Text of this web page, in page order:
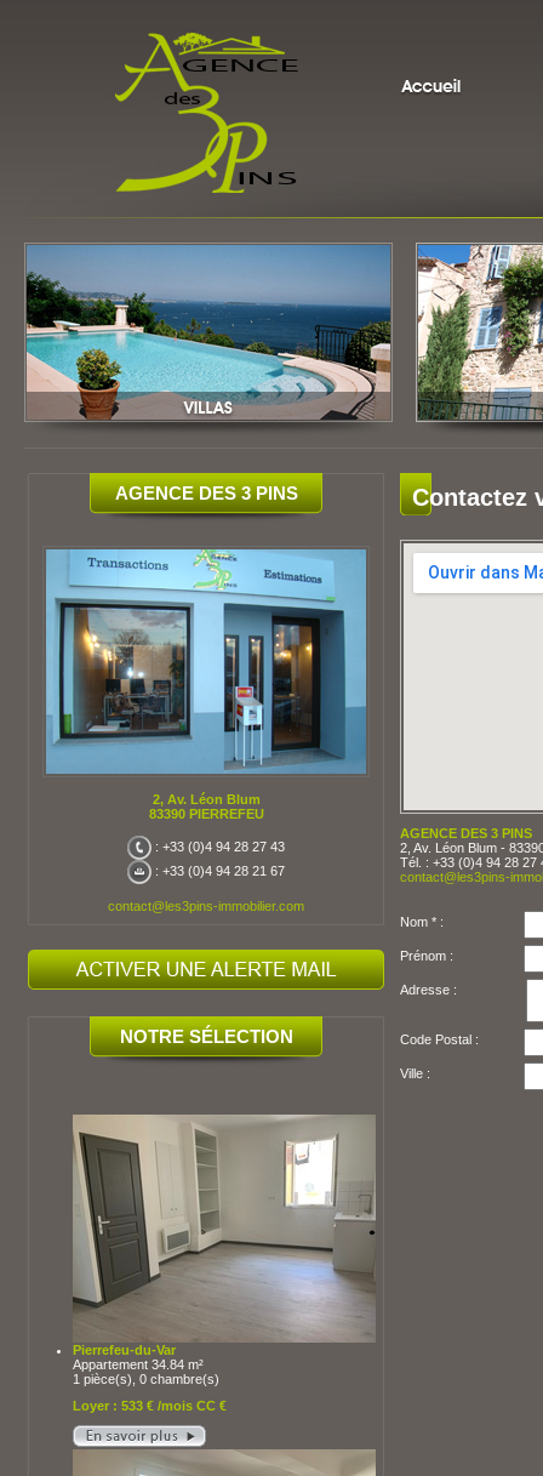
AGENCE DES 3 PINS
2, Av. Léon Blum
83390 PIERREFEU
: +33 (0)4 94 28 27 43
: +33 (0)4 94 28 21 67
contact@les3pins-immobilier.com
NOTRE SÉLECTION
Pierrefeu-du-Var
Appartement 34.84 m²
1 pièce(s), 0 chambre(s)
Loyer : 533 € /mois CC €
Contactez
AGENCE DES 3 PINS
2, Av. Léon Blum -
Tél. : +33 (0)4 94 28 27
contact@les3pins-
Nom * :
Prénom :
Adresse :
Code Postal :
Ville :